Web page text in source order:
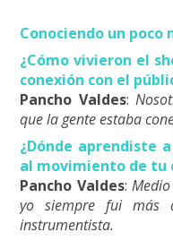
Conociendo un poco
¿Cómo vivieron el
conexión con el
Pancho Valdes:
que la gente estaba
¿Dónde aprendiste
al movimiento de tu
Pancho Valdes:
yo siempre fui más
instrumentista.